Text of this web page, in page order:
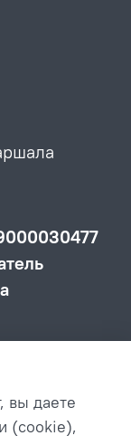
вы даете
(cookie),